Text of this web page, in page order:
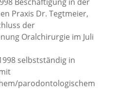
Praxis Dr. Tegtmeier,
der
Oralchirurgie im Juli
selbstständig in
parodontologischem